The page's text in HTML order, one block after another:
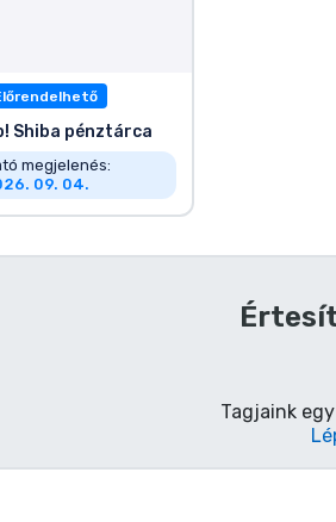
Shiba pénztárca
megjelenés:
09. 04.
Tagjaink